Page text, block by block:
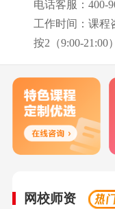
电话客服：400-
工作时间：课程
按2（9:00-21:00
网校师资